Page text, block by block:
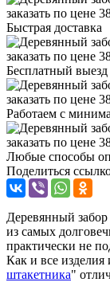
Быстрая доставка
Бесплатный
Работаем с
Любые способы
Поделиться
Деревянный
из самых
практически не
Как и все изделия
штакетника"